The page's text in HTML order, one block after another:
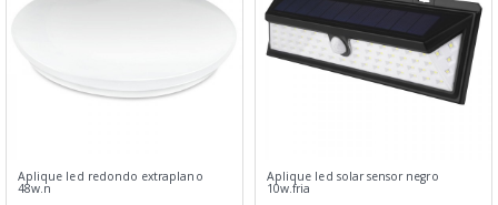
Aplique led redondo extraplano
48w.n
Aplique led solar sensor negro
10w.fria